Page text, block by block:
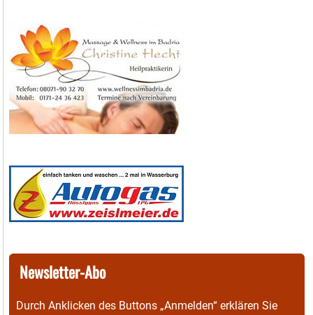
Newsletter-Abo
Durch Anklicken des Buttons „Anmelden“ erklären Sie